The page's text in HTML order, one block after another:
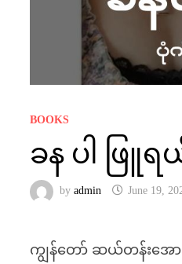
BOOKS
ခန ပါ ဖြူ
byadmin June 19,
ကျွန်တော် ဆယ်တန်းအော